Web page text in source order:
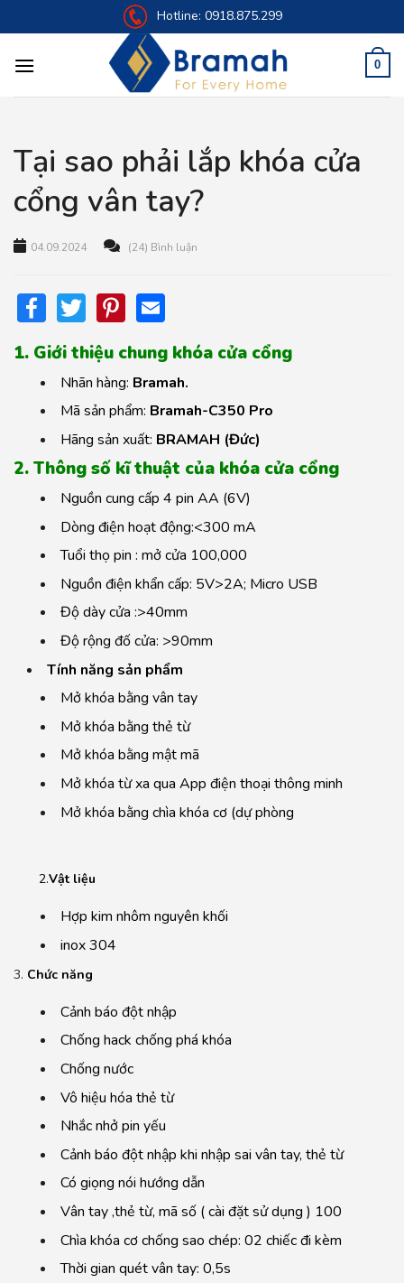
to
Hotline: 0918.875.299
0
Tại sao phải lắp khóa cửa
cổng vân tay?
04.09.2024 (24) Bình luận
Facebook
TwitterPinterest
1. Giới thiệu chung khóa cửa cổng
Nhãn hàng: Bramah.
Mã sản phẩm: Bramah-C350 Pro
Hãng sản xuất: BRAMAH (Đức)
2. Thông số kĩ thuật của khóa cửa cổng
Nguồn cung cấp 4 pin AA (6V)
Dòng điện hoạt động:<300 mA
Tuổi thọ pin : mở cửa 100,000
Nguồn điện khẩn cấp: 5V>2A; Micro USB
Độ dày cửa :>40mm
Độ rộng đố cửa: >90mm
Tính năng sản phẩm
Mở khóa bằng vân tay
Mở khóa bằng thẻ từ
Mở khóa bằng mật mã
Mở khóa từ xa qua App điện thoại thông minh
Mở khóa bằng chìa khóa cơ (dự phòng
2.Vật liệu
Hợp kim nhôm nguyên khối
inox 304
3. Chức năng
Cảnh báo đột nhập
Chống hack chống phá khóa
Chống nước
Vô hiệu hóa thẻ từ
Nhắc nhở pin yếu
Cảnh báo đột nhập khi nhập sai vân tay, thẻ từ
Có giọng nói hướng dẫn
Vân tay ,thẻ từ, mã số ( cài đặt sử dụng ) 100
Chìa khóa cơ chống sao chép: 02 chiếc đi kèm
Thời gian quét vân tay: 0,5s